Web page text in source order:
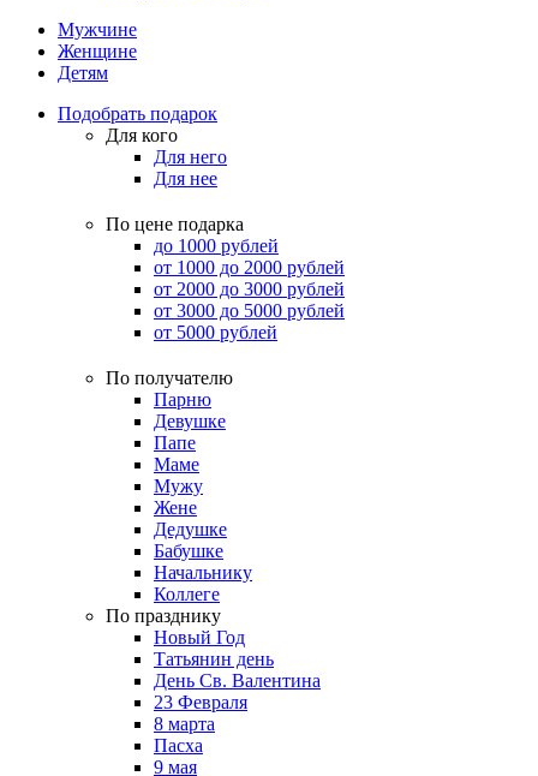
Мужчине
Женщине
Детям
Подобрать подарок
Для кого
Для него
Для нее
По цене подарка
до 1000 рублей
от 1000 до 2000 рублей
от 2000 до 3000 рублей
от 3000 до 5000 рублей
от 5000 рублей
По получателю
Парню
Девушке
Папе
Маме
Мужу
Жене
Дедушке
Бабушке
Начальнику
Коллеге
По празднику
Новый Год
Татьянин день
День Св. Валентина
23 Февраля
8 марта
Пасха
9 мая